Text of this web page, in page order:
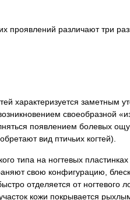
проявлений различают три
характеризуется заметным
своеобразной
появлением болевых
вид птичьих когтей).
типа на ногтевых
свою конфигурацию,
отделяется от ногтевого
кожи покрывается